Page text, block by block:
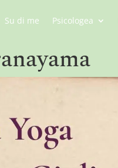
Su di me Psicologea